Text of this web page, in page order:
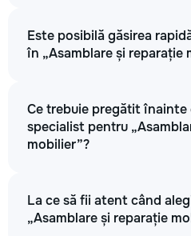
Este posibilă găsirea
în „Asamblare și reparație
Ce trebuie pregătit
specialist pentru
mobilier”?
La ce să fii atent când
„Asamblare și reparație